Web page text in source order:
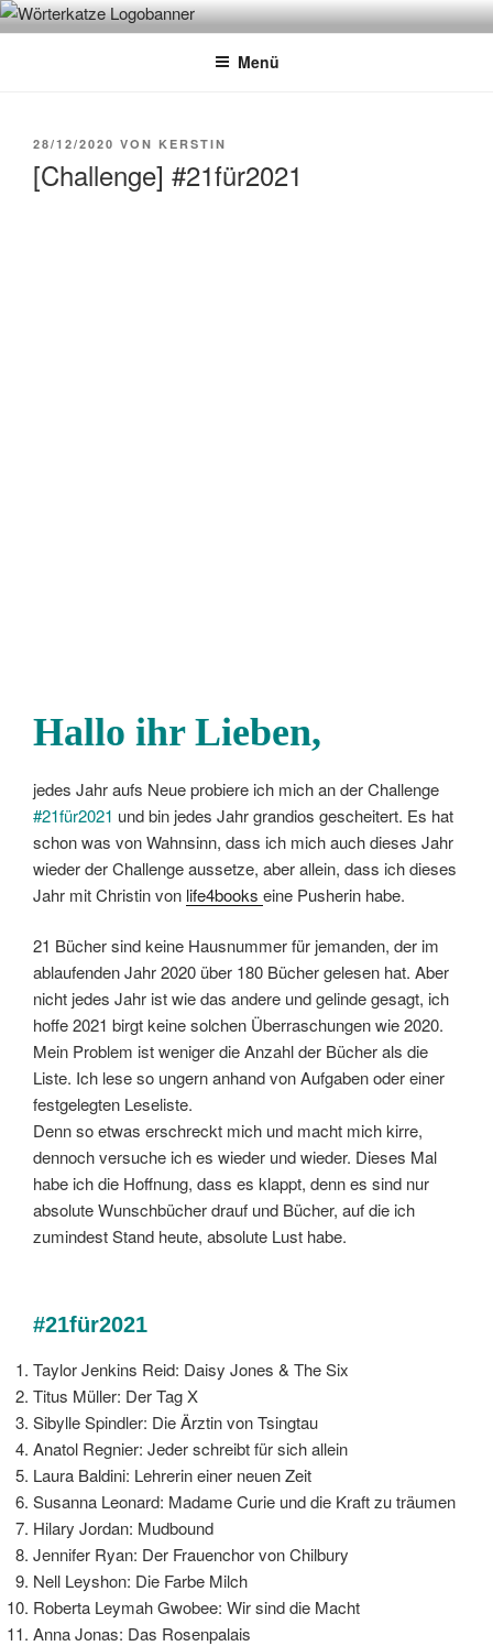
Zum
InhaltWÖRTERKATZE
Von Büchern erzählen
Menü
VERÖFFENTLICHT
28/12/2020 VON KERSTIN
[Challenge] #21für2021
Hallo ihr Lieben,
jedes Jahr aufs Neue probiere ich mich an der Challenge
#21für2021 und bin jedes Jahr grandios gescheitert. Es hat
schon was von Wahnsinn, dass ich mich auch dieses Jahr
wieder der Challenge aussetze, aber allein, dass ich dieses
Jahr mit Christin von life4books eine Pusherin habe.
21 Bücher sind keine Hausnummer für jemanden, der im
ablaufenden Jahr 2020 über 180 Bücher gelesen hat. Aber
nicht jedes Jahr ist wie das andere und gelinde gesagt, ich
hoffe 2021 birgt keine solchen Überraschungen wie 2020.
Mein Problem ist weniger die Anzahl der Bücher als die
Liste. Ich lese so ungern anhand von Aufgaben oder einer
festgelegten Leseliste.
Denn so etwas erschreckt mich und macht mich kirre,
dennoch versuche ich es wieder und wieder. Dieses Mal
habe ich die Hoffnung, dass es klappt, denn es sind nur
absolute Wunschbücher drauf und Bücher, auf die ich
zumindest Stand heute, absolute Lust habe.
#21für2021
Taylor Jenkins Reid: Daisy Jones & The Six
Titus Müller: Der Tag X
Sibylle Spindler: Die Ärztin von Tsingtau
Anatol Regnier: Jeder schreibt für sich allein
Laura Baldini: Lehrerin einer neuen Zeit
Susanna Leonard: Madame Curie und die Kraft zu träumen
Hilary Jordan: Mudbound
Jennifer Ryan: Der Frauenchor von Chilbury
Nell Leyshon: Die Farbe Milch
Roberta Leymah Gwobee: Wir sind die Macht
Anna Jonas: Das Rosenpalais